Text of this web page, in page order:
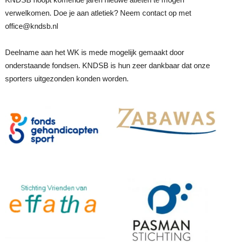
verwelkomen. Doe je aan atletiek? Neem contact op met
office@kndsb.nl
Deelname aan het WK is mede mogelijk gemaakt door
onderstaande fondsen. KNDSB is hun zeer dankbaar dat onze
sporters uitgezonden konden worden.